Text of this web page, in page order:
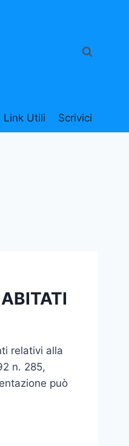
Link Utili Scrivici
relativi alla
n. 285,
può